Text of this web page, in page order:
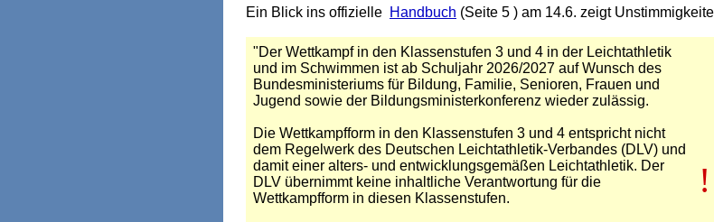
Ein Blick ins offizielle Handbuch (Seite 5 ) am 14.6. zeigt
"Der Wettkampf in den Klassenstufen 3 und 4 in der Leichtathletik
und im Schwimmen ist ab Schuljahr 2026/2027 auf Wunsch des
Bundesministeriums für Bildung, Familie, Senioren, Frauen und
Jugend sowie der Bildungsministerkonferenz wieder zulässig.
Die Wettkampfform in den Klassenstufen 3 und 4 entspricht nicht
dem Regelwerk des Deutschen Leichtathletik-Verbandes (DLV) und
damit einer alters- und entwicklungsgemäßen Leichtathletik. Der
DLV übernimmt keine inhaltliche Verantwortung für die
Wettkampfform in diesen Klassenstufen.
!